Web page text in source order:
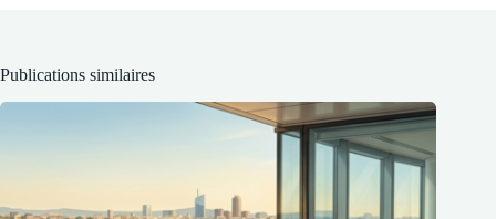
Publications similaires